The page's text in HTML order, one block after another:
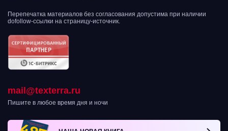
Перепечатка материалов без согласования допустима при наличии
dofollow-ссылки на страницу-источник.
mail@texterra.ru
Пишите в любое время дня и ночи